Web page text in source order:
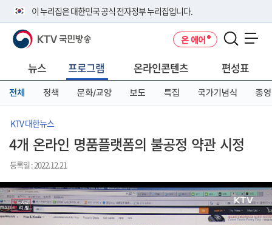
이 누리집은 대한민국 공식 전자정부 누리집입니다.
공식 누리집 주소 확인하기
니다.
이밖에 or.kr 또는 .kr등 다른 도메인 주소를 사용하고 있다면 아래 URL에
서 도메인 주소를 확인해 보세요
KTV 국민방송 온 에어
뉴스 프로그램 온라인콘텐츠 편성표
전체 정책 문화/교양 보도 특집 국가기념식 종영
KTV 대한뉴스
4개 온라인 명품플랫폼의 불공정 약관 시정
등록일 : 2022.12.21